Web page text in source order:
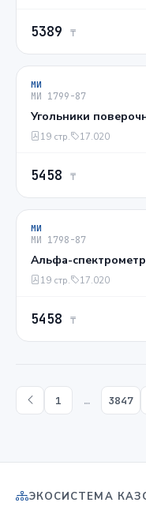
5389 ₸
МИ
МИ 1799-87
Угольники
19 стр. 17.020
5458 ₸
МИ
МИ 1798-87
Альфа-
19 стр. 17.020
5458 ₸
1 … 3847
ЭКОСИСТЕМА